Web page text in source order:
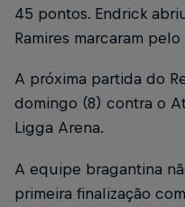
45 pontos. Endrick
Ramires marcaram pelo
A próxima partida do
domingo (8) contra o
Ligga Arena.
A equipe bragantina
primeira finalização